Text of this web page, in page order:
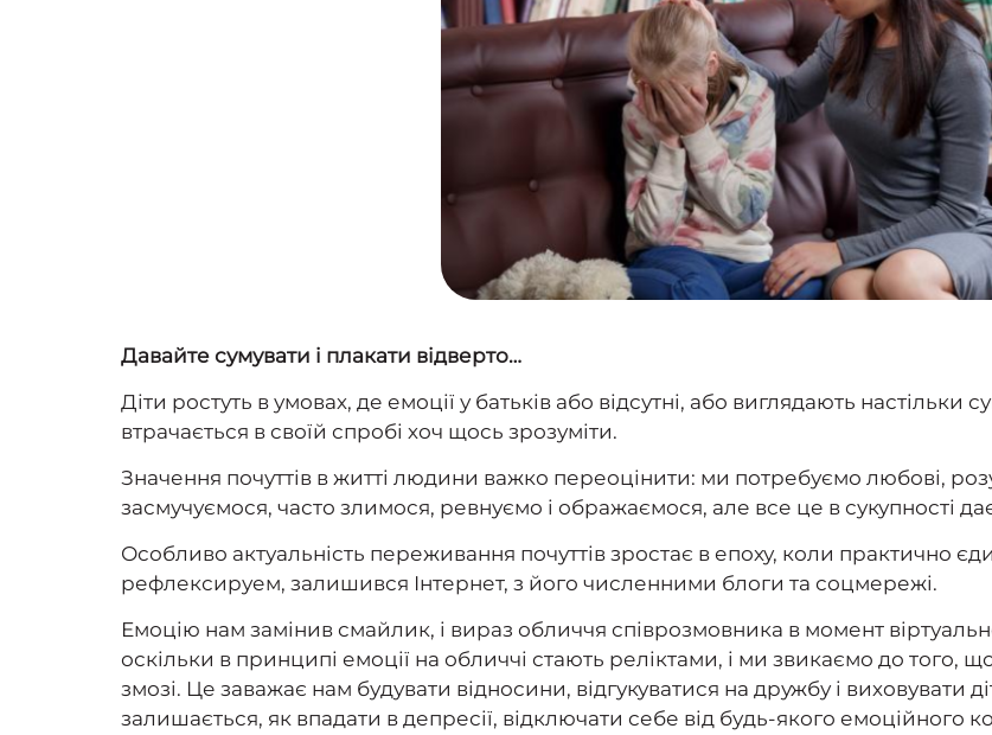
Давайте сумувати і плакати відверто…
Діти ростуть в умовах, де емоції у батьків або відсутні, або виглядають
втрачається в своїй спробі хоч щось зрозуміти.
Значення почуттів в житті людини важко переоцінити: ми потребуємо любові,
засмучуємося, часто злимося, ревнуємо і ображаємося, але все це в сукупності дає
Особливо актуальність переживання почуттів зростає в епоху, коли практично
рефлексируем, залишився Інтернет, з його численними блоги та соцмережі.
Емоцію нам замінив смайлик, і вираз обличчя співрозмовника в момент
оскільки в принципі емоції на обличчі стають реліктами, і ми звикаємо до того,
змозі. Це заважає нам будувати відносини, відгукуватися на дружбу і виховувати
залишається, як впадати в депресії, відключати себе від будь-якого